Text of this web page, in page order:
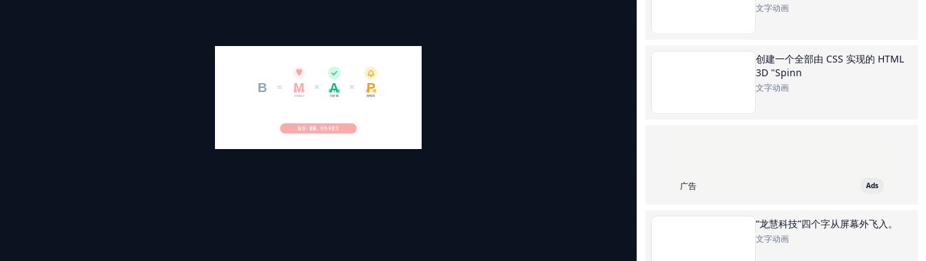
文字动画
创建一个全部由 CSS 实现的 HTML
3D "Spinn
文字动画
广告 Ads
“龙慧科技”四个字从屏幕外飞入。
文字动画